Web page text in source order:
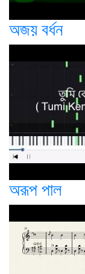
অজয় বর্ধন
অরূপ পাল